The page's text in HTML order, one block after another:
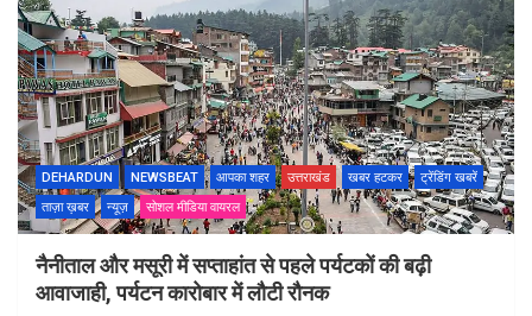
DEHARDUN NEWSBEAT आपका शहर उत्तराखंड खबर हटकर
ट्रेंडिंग खबरें
ताज़ा ख़बर
न्यूज़ सोशल मीडिया वायरल
नैनीताल और मसूरी में सप्ताहांत से पहले पर्यटकों की बढ़ी
आवाजाही, पर्यटन कारोबार में लौटी रौनक